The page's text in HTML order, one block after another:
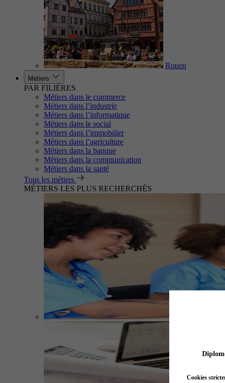
Rouen
Métiers
PAR FILIÈRES
Métiers dans le commerce
Métiers dans l’industrie
Métiers dans l’informatique
Métiers dans le social
Métiers dans l’immobilier
Métiers dans l’agriculture
Métiers dans la banque
Métiers dans la communication
Métiers dans la santé
Tous les métiers
MÉTIERS LES PLUS RECHERCHÉS
Cookies